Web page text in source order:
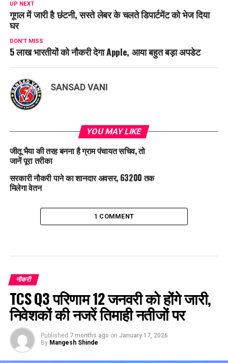
UP NEXT
गूगल में जारी है छंटनी, सस्ते लेबर के चलते डिपार्टमेंट को भेज दिया
घर
DON'T MISS
5 लाख भारतीयों को नौकरी देगा Apple, आया बहुत बड़ा अपडेट
SANSAD VANI
YOU MAY LIKE
जीतू भैया की तरह बनना है ग्राम पंचायत सचिव, तो
जानें पूरा तरीका
सरकारी नौकरी पाने का शानदार अवसर, 63200 तक
मिलेगा वेतन
1 COMMENT
नौकरी
TCS Q3 परिणाम 12 जनवरी को होंगे जारी,
निवेशकों की नजरें तिमाही नतीजों पर
Published 7 months ago on January 17, 2026
By Mangesh Shinde